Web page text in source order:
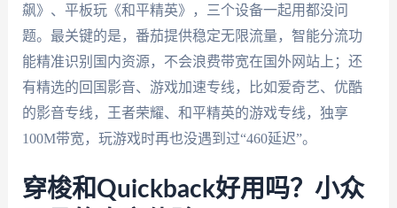
飙》、平板玩《和平精英》，三个设备一起用都没问
题。最关键的是，番茄提供稳定无限流量，智能分流功
能精准识别国内资源，不会浪费带宽在国外网站上；还
有精选的回国影音、游戏加速专线，比如爱奇艺、优酷
的影音专线，王者荣耀、和平精英的游戏专线，独享
100M带宽，玩游戏时再也没遇到过“460延迟”。
穿梭和Quickback好用吗？小众